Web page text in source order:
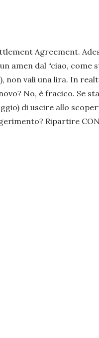
Agreement.
dal “ciao, come
non vali una lira. In
No, è fracico. Se
di uscire allo
Ripartire CON